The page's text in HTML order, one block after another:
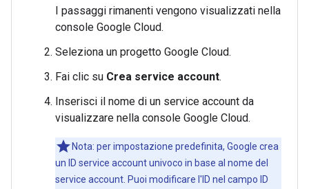
I passaggi rimanenti vengono visualizzati nella
console Google Cloud.
Seleziona un progetto Google Cloud.
Fai clic su Crea service account.
Inserisci il nome di un service account da
visualizzare nella console Google Cloud.
Nota: per impostazione predefinita, Google crea
un ID service account univoco in base al nome del
service account. Puoi modificare l'ID nel campo ID